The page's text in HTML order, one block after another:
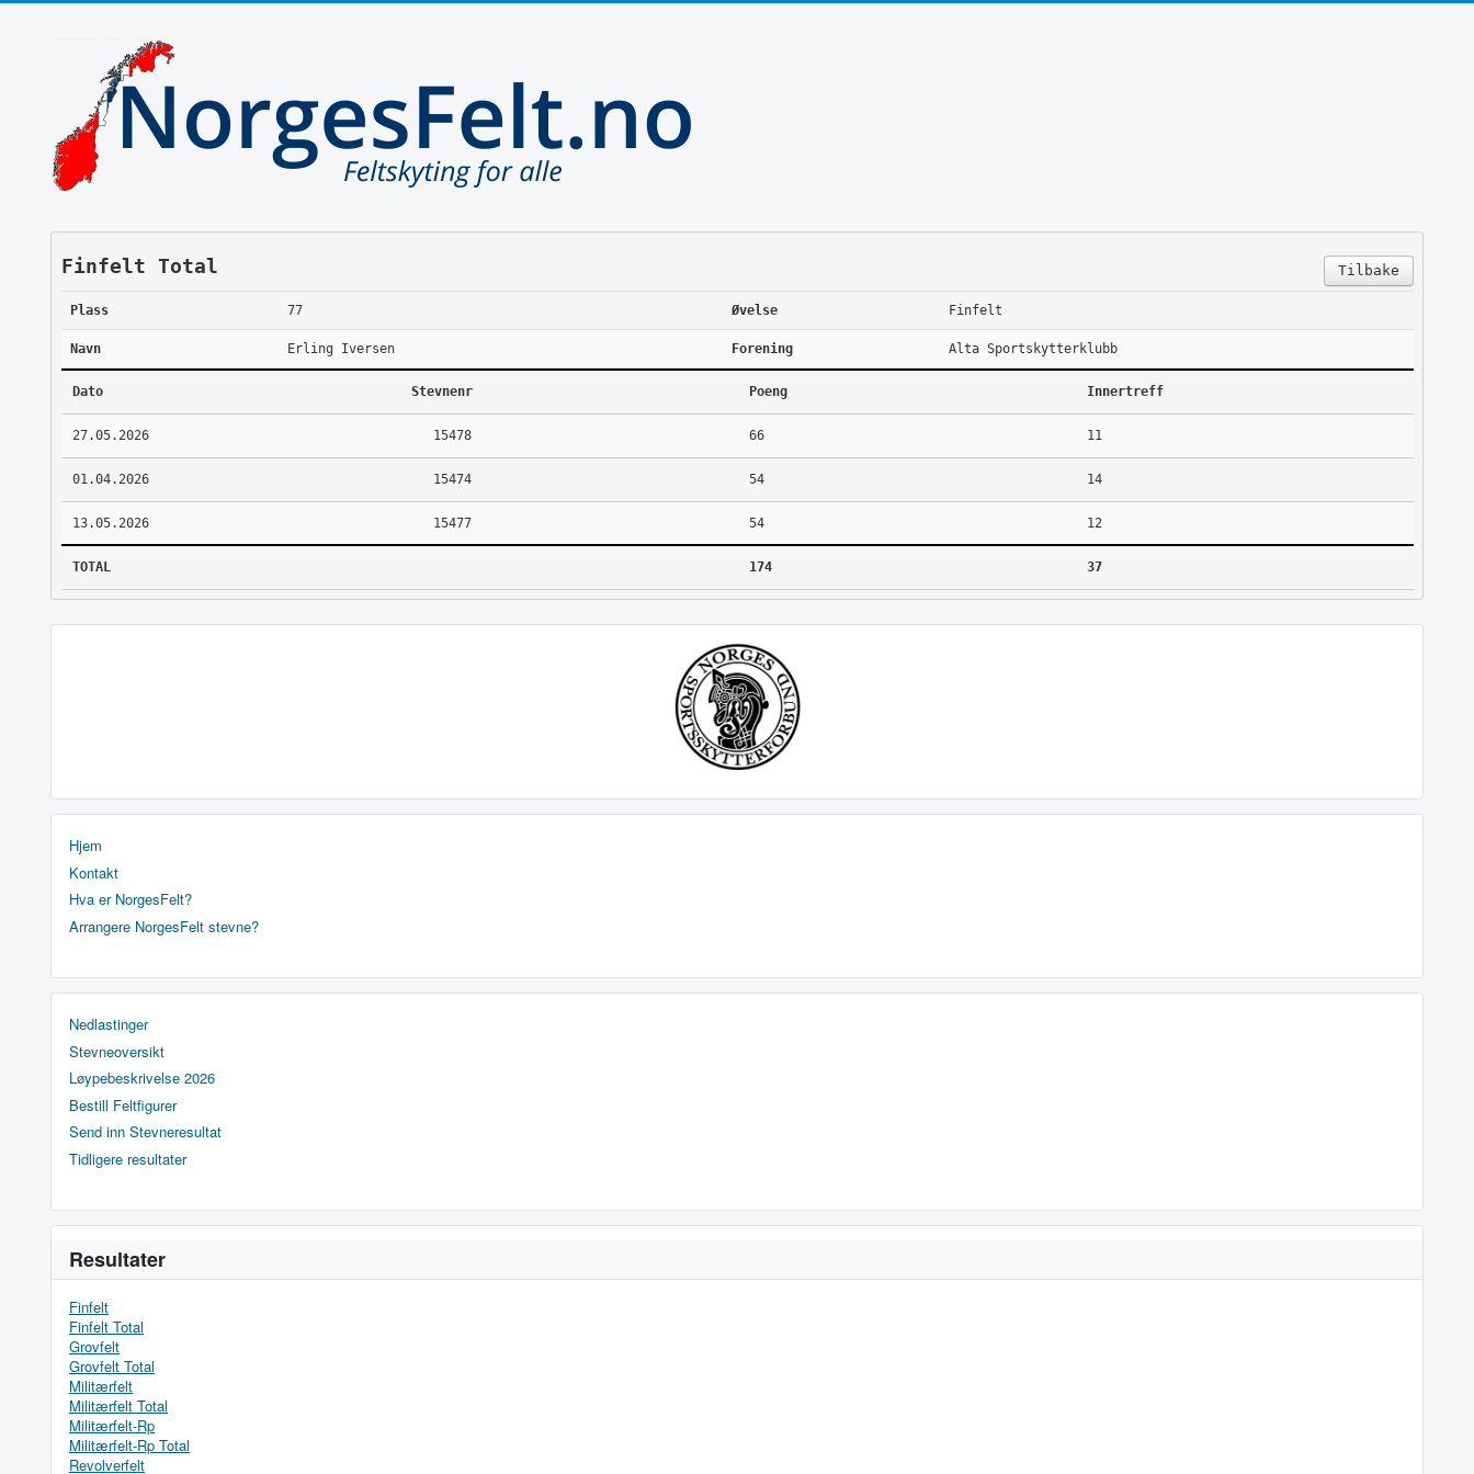
Tilbake
Finfelt Total
Plass 77 Øvelse Finfelt
Navn Erling Iversen Forening Alta Sportskytterklubb
Dato Stevnenr Poeng Innertreff
27.05.2026 15478 66 11
01.04.2026 15474 54 14
13.05.2026 15477 54 12
TOTAL 174 37
Hjem
Kontakt
Hva er NorgesFelt?
Arrangere NorgesFelt stevne?
Nedlastinger
Stevneoversikt
Løypebeskrivelse 2026
Bestill Feltfigurer
Send inn Stevneresultat
Tidligere resultater
Resultater
Finfelt
Finfelt Total
Grovfelt
Grovfelt Total
Militærfelt
Militærfelt Total
Militærfelt-Rp
Militærfelt-Rp Total
Revolverfelt